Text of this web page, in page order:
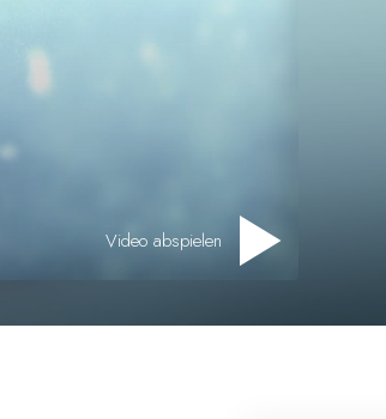
Die Ursache von Unterdrückung
Grundlagen des Organisierens
Video abspielen